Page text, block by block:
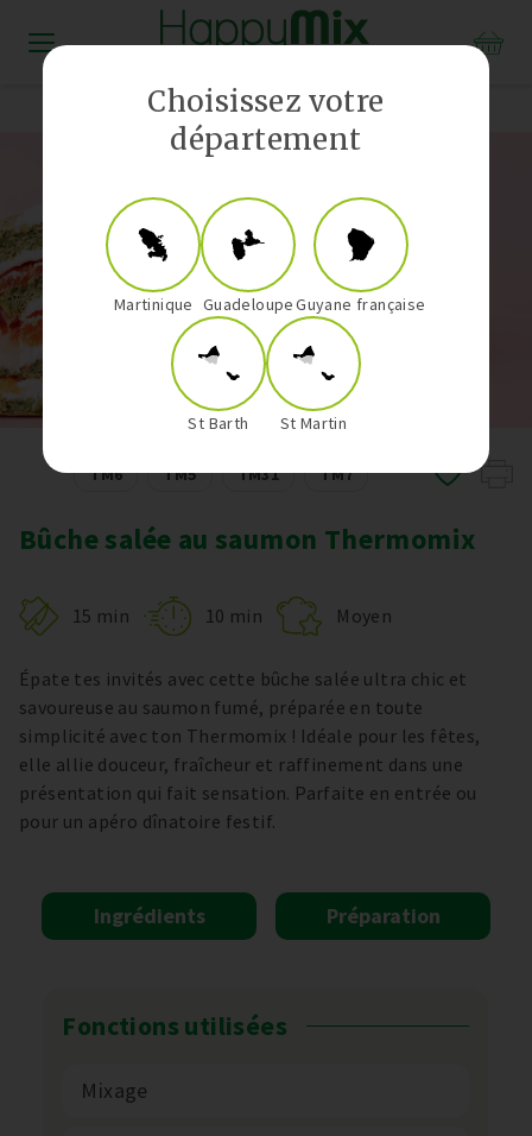
TM6 TM5 TM31 TM7
Bûche salée au saumon Thermomix
15 min 10 min Moyen
Épate tes invités avec cette bûche salée ultra chic et
savoureuse au saumon fumé, préparée en toute
simplicité avec ton Thermomix ! Idéale pour les fêtes,
elle allie douceur, fraîcheur et raffinement dans une
présentation qui fait sensation. Parfaite en entrée ou
pour un apéro dînatoire festif.
Ingrédients Préparation
Fonctions utilisées
Mixage
Choisissez votre
département
Martinique GuadeloupeGuyane française
St Barth St Martin